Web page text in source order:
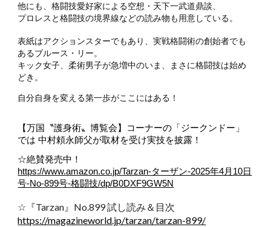
他にも、格闘技愛好家による空想・天下一武道鼎談、
プロレスと格闘技の境界線などの読み物も用意している。
表紙はアクションスターでもあり、実戦格闘術の創始者でも
あるブルース・リー。
キック女子、柔術男子が急増中のいま、まさに格闘技は始め
どき。
自分自身を変える第一歩がここにはある！
【万国〝護身術〟博覧会】コーナーの「ジークンドー」
では 中村頼永師父が取材を受け実技を披露！
☆絶賛発売中！
https://www.amazon.co.jp/Tarzan-ターザン-2025年4月10日
号-No-899号-格闘技/dp/B0DXF9GW5N
☆『Tarzan』No.899 試し読み＆目次
https://magazineworld.jp/tarzan/tarzan-899/